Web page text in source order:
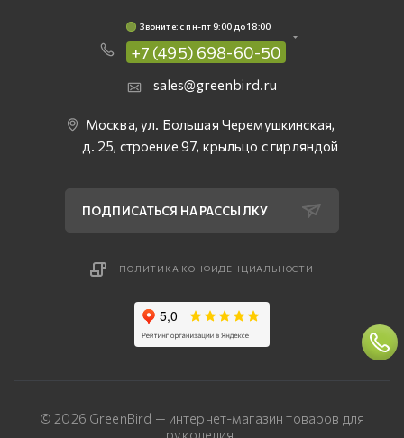
Звоните: c пн-пт 9:00 до 18:00
+7 (495) 698-60-50
sales@greenbird.ru
Москва, ул. Большая Черемушкинская,
д. 25, строение 97, крыльцо с гирляндой
ПОДПИСАТЬСЯ НА РАССЫЛКУ
ПОЛИТИКА КОНФИДЕНЦИАЛЬНОСТИ
© 2026 GreenBird — интернет-магазин товаров для
рукоделия.